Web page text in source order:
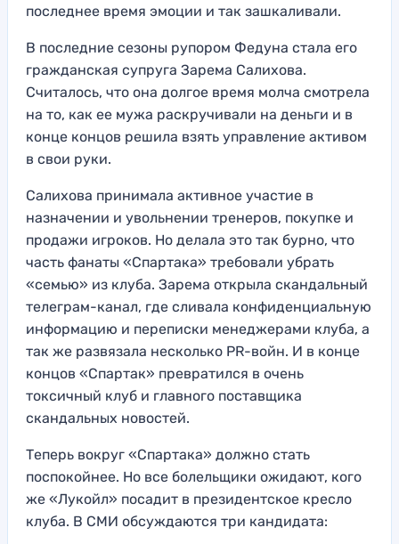
последнее время эмоции и так зашкаливали.
В последние сезоны рупором Федуна стала его
гражданская супруга Зарема Салихова.
Считалось, что она долгое время молча смотрела
на то, как ее мужа раскручивали на деньги и в
конце концов решила взять управление активом
в свои руки.
Салихова принимала активное участие в
назначении и увольнении тренеров, покупке и
продажи игроков. Но делала это так бурно, что
часть фанаты «Спартака» требовали убрать
«семью» из клуба. Зарема открыла скандальный
телеграм-канал, где сливала конфиденциальную
информацию и переписки менеджерами клуба, а
так же развязала несколько PR-войн. И в конце
концов «Спартак» превратился в очень
токсичный клуб и главного поставщика
скандальных новостей.
Теперь вокруг «Спартака» должно стать
поспокойнее. Но все болельщики ожидают, кого
же «Лукойл» посадит в президентское кресло
клуба. В СМИ обсуждаются три кандидата: